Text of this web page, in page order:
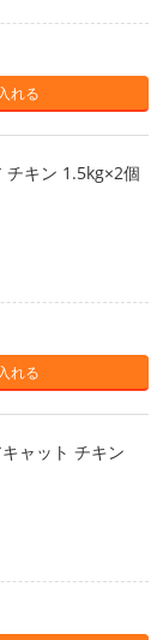
れる
チキン 1.5kg×2個
れる
ャット チキン